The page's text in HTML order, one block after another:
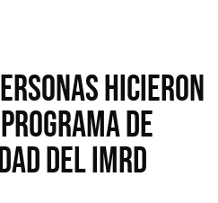
HICIERON
DE
DEL IMRD